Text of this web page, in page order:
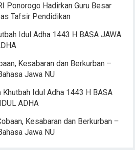
Ponorogo Hadirkan Guru Besar
Tafsir Pendidikan
Idul Adha 1443 H BASA JAWA
Kesabaran dan Berkurban –
Jawa NU
Khutbah Idul Adha 1443 H BASA
ADHA
Kesabaran dan Berkurban –
Jawa NU